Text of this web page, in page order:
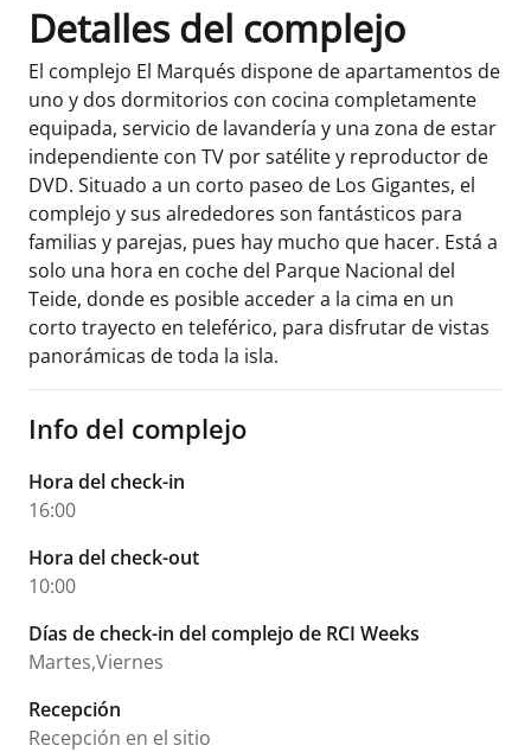
Detalles del complejo
El complejo El Marqués dispone de apartamentos de
uno y dos dormitorios con cocina completamente
equipada, servicio de lavandería y una zona de estar
independiente con TV por satélite y reproductor de
DVD. Situado a un corto paseo de Los Gigantes, el
complejo y sus alrededores son fantásticos para
familias y parejas, pues hay mucho que hacer. Está a
solo una hora en coche del Parque Nacional del
Teide, donde es posible acceder a la cima en un
corto trayecto en teleférico, para disfrutar de vistas
panorámicas de toda la isla.
Info del complejo
Hora del check-in
16:00
Hora del check-out
10:00
Días de check-in del complejo de RCI Weeks
Martes,Viernes
Recepción
Recepción en el sitio